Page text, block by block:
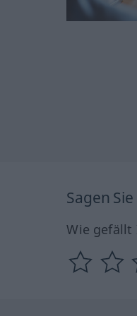
Sagen
Wie gefällt